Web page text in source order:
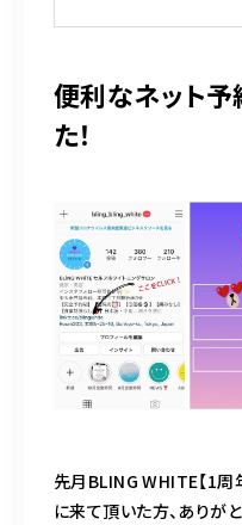
便利なネット予
た！
先月BLING WHITE【1周
に来て頂いた方、あり